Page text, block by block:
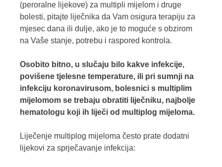
(peroralne lijekove) za multipli mijelom i druge
bolesti, pitajte liječnika da Vam osigura terapiju za
mjesec dana ili dulje, ako je to moguće s obzirom
na Vaše stanje, potrebu i raspored kontrola.
Osobito bitno, u slučaju bilo kakve infekcije,
povišene tjelesne temperature, ili pri sumnji na
infekciju koronavirusom, bolesnici s multiplim
mijelomom se trebaju obratiti liječniku, najbolje
hematologu koji ih liječi od multiplog mijeloma.
Liječenje multiplog mijeloma često prate dodatni
lijekovi za sprječavanje infekcija: